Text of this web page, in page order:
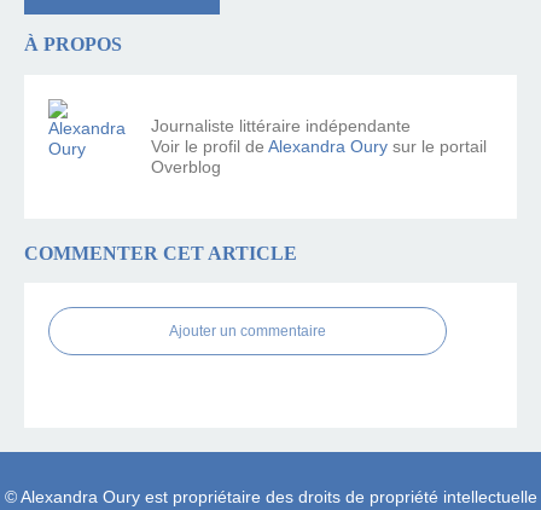
À PROPOS
Journaliste littéraire indépendante
Voir le profil de Alexandra Oury sur le portail
Overblog
COMMENTER CET ARTICLE
Ajouter un commentaire
© Alexandra Oury est propriétaire des droits de propriété intellectuelle